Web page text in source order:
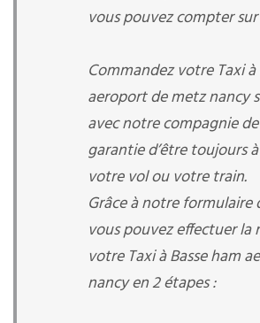
vous pouvez compter
Commandez votre Taxi à
aeroport de metz nancy
avec notre compagnie
garantie d’être toujours
votre vol ou votre train.
Grâce à notre formulaire
vous pouvez effectuer la
votre Taxi à Basse ham
nancy en 2 étapes :